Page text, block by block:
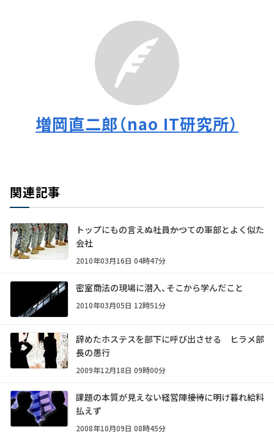
増岡直二郎（nao IT研究所）
関連記事
トップにもの言えぬ社員――かつての軍部とよく似た
会社
2010年03月16日 04時47分
密室商法の現場に潜入、そこから学んだこと
2010年03月05日 12時51分
辞めたホステスを部下に呼び出させる ヒラメ部
長の愚行
2009年12月18日 09時00分
課題の本質が見えない経営陣――接待に明け暮れ給料
払えず
2008年10月09日 08時45分